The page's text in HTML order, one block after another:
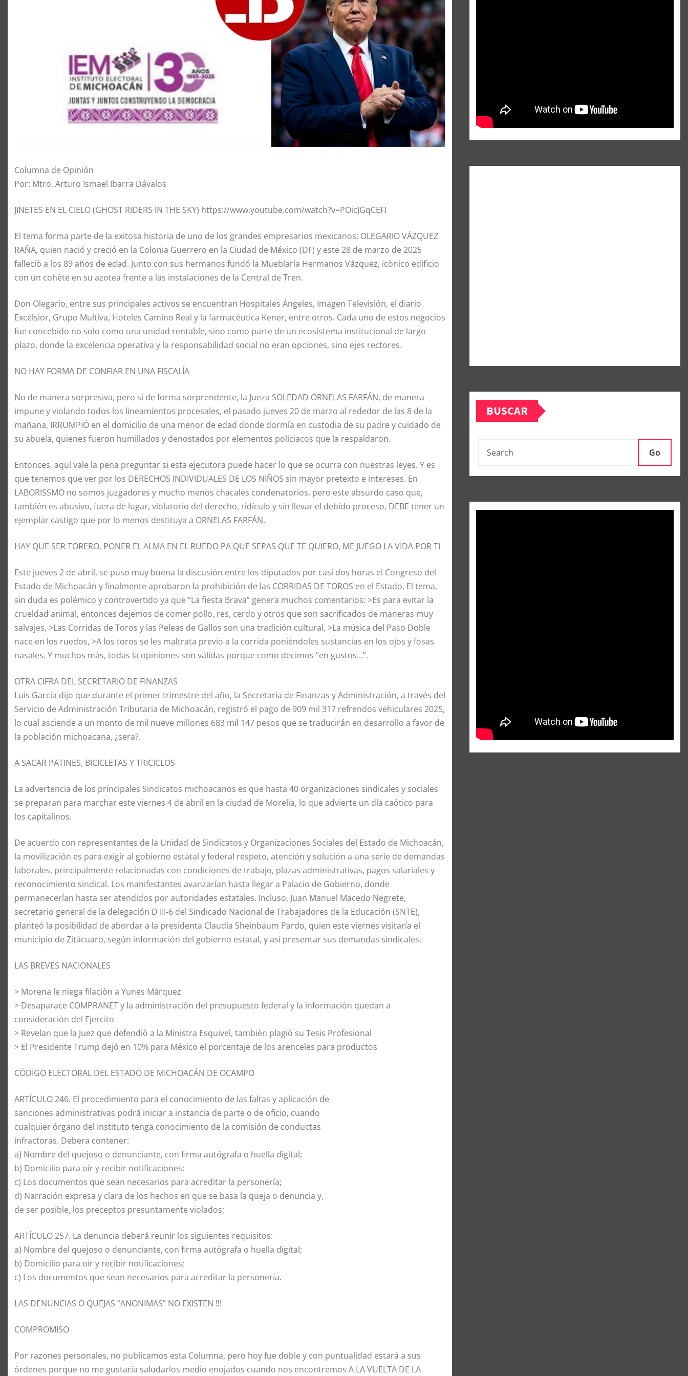
Columna de Opinión
Por: Mtro. Arturo Ismael Ibarra Dávalos
JINETES EN EL CIELO (GHOST RIDERS IN THE SKY) https://www.youtube.com/watch?v=POicJGqCEFI
El tema forma parte de la exitosa historia de uno de los grandes empresarios mexicanos: OLEGARIO VÁZQUEZ
RAÑA, quien nació y creció en la Colonia Guerrero en la Ciudad de México (DF) y este 28 de marzo de 2025
falleciò a los 89 años de edad. Junto con sus hermanos fundó la Mueblaría Hermanos Vázquez, icònico edificio
con un cohète en su azotea frente a las instalaciones de la Central de Tren.
Don Olegario, entre sus principales activos se encuentran Hospitales Ángeles, Imagen Televisión, el diario
Excélsior, Grupo Multiva, Hoteles Camino Real y la farmacéutica Kener, entre otros. Cada uno de estos negocios
fue concebido no solo como una unidad rentable, sino como parte de un ecosistema institucional de largo
plazo, donde la excelencia operativa y la responsabilidad social no eran opciones, sino ejes rectores.
NO HAY FORMA DE CONFIAR EN UNA FISCALÍA
No de manera sorpresiva, pero sí de forma sorprendente, la Jueza SOLEDAD ORNELAS FARFÁN, de manera
impune y violando todos los lineamientos procesales, el pasado jueves 20 de marzo al rededor de las 8 de la
mañana, IRRUMPIÓ en el domicilio de una menor de edad donde dormía en custodia de su padre y cuidado de
su abuela, quienes fueron humillados y denostados por elementos policiacos que la respaldaron.
Entonces, aquí vale la pena preguntar si esta ejecutora puede hacer lo que se ocurra con nuestras leyes. Y es
que tenemos que ver por los DERECHOS INDIVIDUALES DE LOS NIÑOS sin mayor pretexto e intereses. En
LABORISSMO no somos juzgadores y mucho menos chacales condenatorios, pero este absurdo caso que,
también es abusivo, fuera de lugar, violatorio del derecho, ridículo y sin llevar el debido proceso, DEBE tener un
ejemplar castigo que por lo menos destituya a ORNELAS FARFÁN.
HAY QUE SER TORERO, PONER EL ALMA EN EL RUEDO PA`QUE SEPAS QUE TE QUIERO, ME JUEGO LA VIDA POR TI
Este jueves 2 de abril, se puso muy buena la discusión entre los diputados por casi dos horas el Congreso del
Estado de Michoacán y finalmente aprobaron la prohibición de las CORRIDAS DE TOROS en el Estado. El tema,
sin duda es polémico y controvertido ya que “La fiesta Brava” genera muchos comentarios: >Es para evitar la
crueldad animal, entonces dejemos de comer pollo, res, cerdo y otros que son sacrificados de maneras muy
salvajes, >Las Corridas de Toros y las Peleas de Gallos son una tradición cultural, >La música del Paso Doble
nace en los ruedos, >A los toros se les maltrata previo a la corrida poniéndoles sustancias en los ojos y fosas
nasales. Y muchos más, todas la opiniones son válidas porque como decimos “en gustos…”.
OTRA CIFRA DEL SECRETARIO DE FINANZAS
Luis Garcia dijo que durante el primer trimestre del año, la Secretaría de Finanzas y Administración, a través del
Servicio de Administración Tributaria de Michoacán, registró el pago de 909 mil 317 refrendos vehiculares 2025,
lo cual asciende a un monto de mil nueve millones 683 mil 147 pesos que se traducirán en desarrollo a favor de
la población michoacana, ¿sera?.
A SACAR PATINES, BICICLETAS Y TRICICLOS
La advertencia de los principales Sindicatos michoacanos es que hasta 40 organizaciones sindicales y sociales
se preparan para marchar este viernes 4 de abril en la ciudad de Morelia, lo que advierte un día caótico para
los capitalinos.
De acuerdo con representantes de la Unidad de Sindicatos y Organizaciones Sociales del Estado de Michoacán,
la movilización es para exigir al gobierno estatal y federal respeto, atención y solución a una serie de demandas
laborales, principalmente relacionadas con condiciones de trabajo, plazas administrativas, pagos salariales y
reconocimiento sindical. Los manifestantes avanzarían hasta llegar a Palacio de Gobierno, donde
permanecerían hasta ser atendidos por autoridades estatales. Incluso, Juan Manuel Macedo Negrete,
secretario general de la delegación D III-6 del Sindicado Nacional de Trabajadores de la Educación (SNTE),
planteó la posibilidad de abordar a la presidenta Claudia Sheinbaum Pardo, quien este viernes visitaría el
municipio de Zitácuaro, según información del gobierno estatal, y así presentar sus demandas sindicales.
LAS BREVES NACIONALES
> Morena le niega filaciòn a Yunes Màrquez
> Desaparace COMPRANET y la administraciòn del presupuesto federal y la informaciòn quedan a
consideraciòn del Ejercito
> Revelan que la Juez que defendiò a la Ministra Esquivel, tambièn plagiò su Tesis Profesional
> El Presidente Trump dejó en 10% para México el porcentaje de los arenceles para productos
CÓDIGO ELECTORAL DEL ESTADO DE MICHOACÁN DE OCAMPO
ARTÍCULO 246. El procedimiento para el conocimiento de las faltas y aplicación de
sanciones administrativas podrá iniciar a instancia de parte o de oficio, cuando
cualquier órgano del Instituto tenga conocimiento de la comisión de conductas
infractoras. Debera contener:
a) Nombre del quejoso o denunciante, con firma autógrafa o huella digital;
b) Domicilio para oír y recibir notificaciones;
c) Los documentos que sean necesarios para acreditar la personería;
d) Narración expresa y clara de los hechos en que se basa la queja o denuncia y,
de ser posible, los preceptos presuntamente violados;
ARTÍCULO 257. La denuncia deberá reunir los siguientes requisitos:
a) Nombre del quejoso o denunciante, con firma autógrafa o huella digital;
b) Domicilio para oír y recibir notificaciones;
c) Los documentos que sean necesarios para acreditar la personería.
LAS DENUNCIAS O QUEJAS “ANONIMAS” NO EXISTEN !!!
COMPROMISO
Por razones personales, no publicamos esta Columna, pero hoy fue doble y con puntualidad estará a sus
òrdenes porque no me gustaría saludarlos medio enojados cuando nos encontremos A LA VUELTA DE LA
BUSCAR
Go